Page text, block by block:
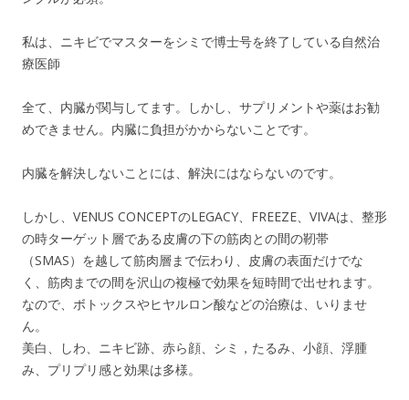
私は、ニキビでマスターをシミで博士号を終了している自然治
療医師
全て、内臓が関与してます。しかし、サプリメントや薬はお勧
めできません。内臓に負担がかからないことです。
内臓を解決しないことには、解決にはならないのです。
しかし、VENUS CONCEPTのLEGACY、FREEZE、VIVAは、整形
の時ターゲット層である皮膚の下の筋肉との間の靭帯
（SMAS）を越して筋肉層まで伝わり、皮膚の表面だけでな
く、筋肉までの間を沢山の複極で効果を短時間で出せれます。
なので、ボトックスやヒヤルロン酸などの治療は、いりませ
ん。
美白、しわ、ニキビ跡、赤ら顔、シミ，たるみ、小顔、浮腫
み、プリプリ感と効果は多様。